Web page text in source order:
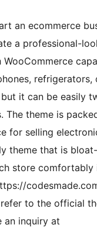
an ecommerce
a professional-
refrigerators,
it can be easily
theme is
for selling
theme that is
store comfortably
to the official
an inquiry at